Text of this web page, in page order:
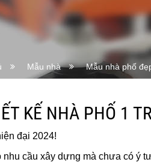
Mẫu nhà Mẫu nhà phố
KẾ NHÀ PHỐ 1
đại 2024!
nhu cầu xây dựng mà chưa có ý